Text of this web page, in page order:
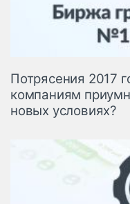
Потрясения 2017
компаниям
новых условиях?